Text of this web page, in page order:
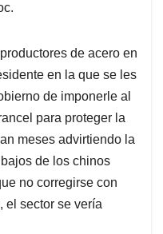
de acero en
en la que se les
de imponerle al
para proteger la
meses advirtiendo la
de los chinos
no corregirse con
el sector se vería